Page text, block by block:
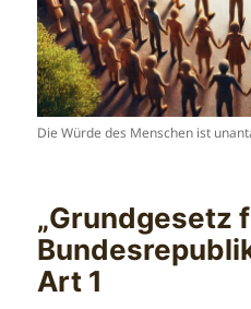
Die Würde des Menschen ist
„Grundgesetz
Art 1